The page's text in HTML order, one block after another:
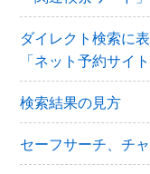
プ
ッ
プ
ワ
ド
を
入
力
）
ダイレクト検索に
「ネット予約サイ
検索結果の見方
セーフサーチ、チ